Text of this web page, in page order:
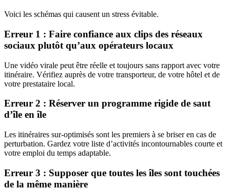
Voici les schémas qui causent un stress évitable.
Erreur 1 : Faire confiance aux clips des réseaux
sociaux plutôt qu’aux opérateurs locaux
Une vidéo virale peut être réelle et toujours sans rapport avec votre
itinéraire. Vérifiez auprès de votre transporteur, de votre hôtel et de
votre prestataire local.
Erreur 2 : Réserver un programme rigide de saut
d’île en île
Les itinéraires sur-optimisés sont les premiers à se briser en cas de
perturbation. Gardez votre liste d’activités incontournables courte et
votre emploi du temps adaptable.
Erreur 3 : Supposer que toutes les îles sont touchées
de la même manière